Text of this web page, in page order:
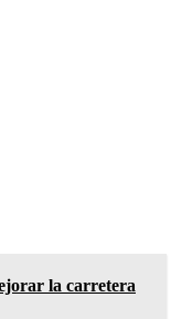
la carretera